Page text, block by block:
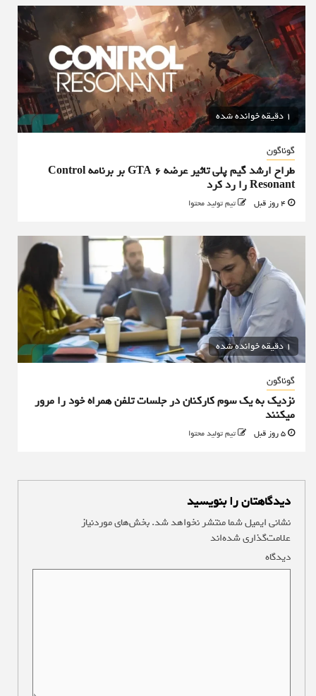
1 دقیقه خوانده شده
گوناگون
طراح ارشد گیم پلی تاثیر عرضه GTA 6 بر برنامه Control
Resonant را رد کرد
تیم تولید محتوا
1 دقیقه خوانده شده
گوناگون
نزدیک به یک سوم کارکنان در جلسات تلفن همراه خود را مرور
میکنند
تیم تولید محتوا
دیدگاهتان را بنویسید
نشانی ایمیل شما منتشر نخواهد شد.بخش‌های موردنیاز
علامت‌گذاری شده‌اند
دیدگاه